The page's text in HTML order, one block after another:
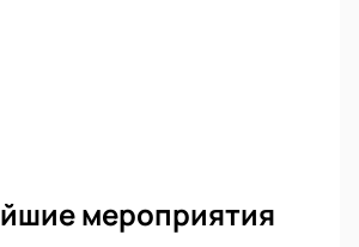
мероприятия